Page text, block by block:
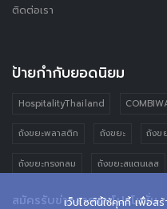
เว็ปไซต์นี้ใช้คุกกี้ เพื่อส
ติดต่อเรา
ป้ายกำกับยอดนิยม
HospitalityThailand
ถังขยะพลาสติก ถังขยะ ถังข
ถังขยะทรงกลม ถังขยะสแตนเลส
สมัครรับข่าวสารและโปรโมชั่น